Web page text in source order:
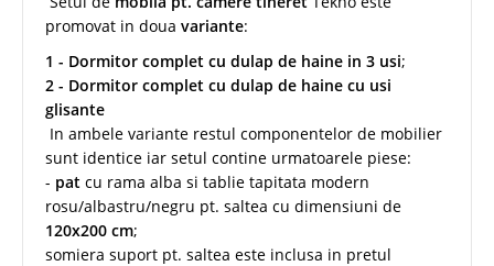
promovat in doua variante:
1 - Dormitor complet cu dulap de haine in 3 usi;
2 - Dormitor complet cu dulap de haine cu usi
glisante
In ambele variante restul componentelor de mobilier
sunt identice iar setul contine urmatoarele piese:
- pat cu rama alba si tablie tapitata modern
rosu/albastru/negru pt. saltea cu dimensiuni de
120x200 cm;
somiera suport pt. saltea este inclusa in pretul